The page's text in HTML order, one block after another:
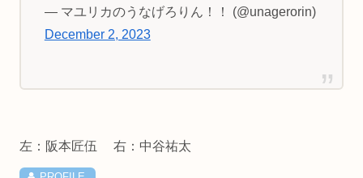
— マユリカのうなげろりん！！ (@unagerorin)
December 2, 2023
左：阪本匠伍 右：中谷祐太